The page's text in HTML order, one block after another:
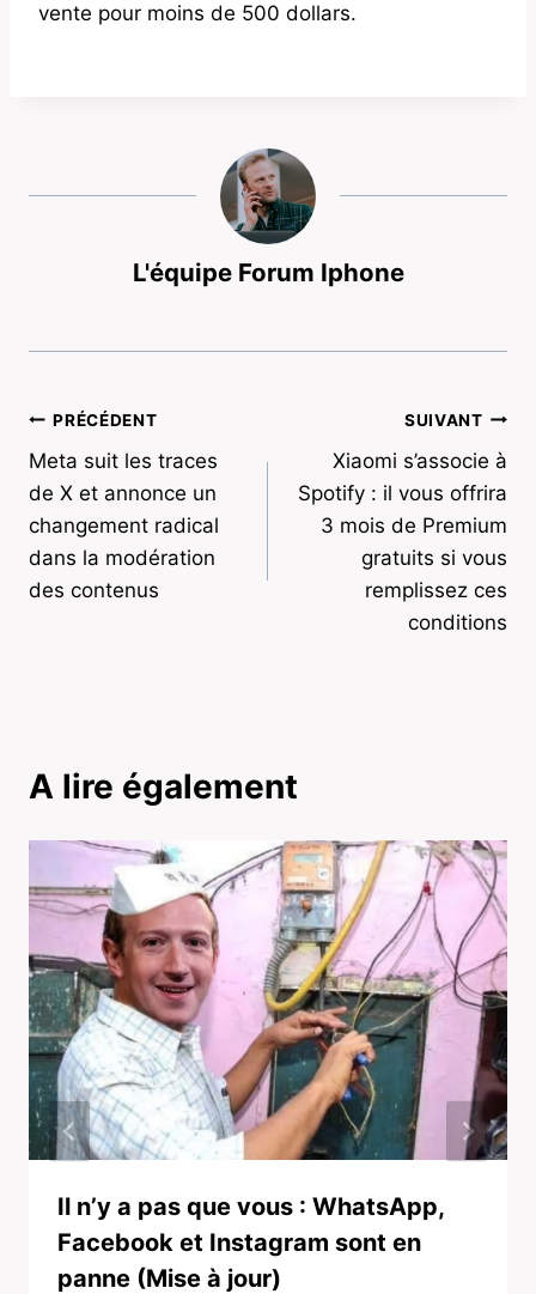
vente pour moins de 500 dollars.
L'équipe Forum Iphone
Navigation
de
l’article
PRÉCÉDENT
Meta suit les traces
de X et annonce un
changement radical
dans la modération
des contenus
SUIVANT
Xiaomi s’associe à
Spotify : il vous offrira
3 mois de Premium
gratuits si vous
remplissez ces
conditions
A lire également
Il n’y a pas que vous : WhatsApp,
Facebook et Instagram sont en
panne (Mise à jour)